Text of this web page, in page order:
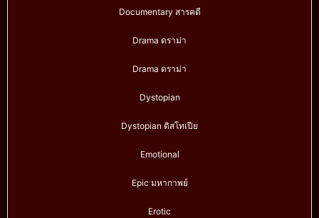
Documentary สารคดี
Drama ดราม่า
Drama ดราม่า
Dystopian
Dystopian ดิสโทเปีย
Emotional
Epic มหากาพย์
Erotic